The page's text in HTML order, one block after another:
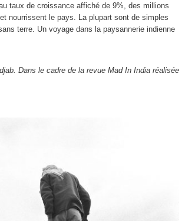
taux de croissance affiché de 9%, des millions
nourrissent le pays. La plupart sont de simples
terre. Un voyage dans la paysannerie indienne
Dans le cadre de la revue Mad In India réalisée